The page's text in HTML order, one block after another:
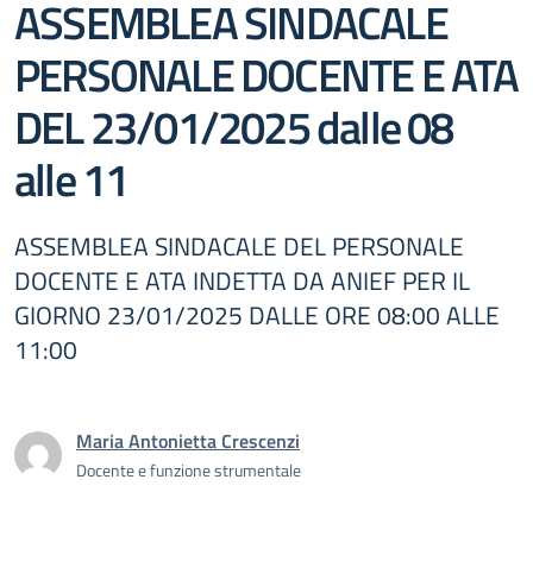
ASSEMBLEA SINDACALE
PERSONALE DOCENTE E ATA
DEL 23/01/2025 dalle 08
alle 11
ASSEMBLEA SINDACALE DEL PERSONALE
DOCENTE E ATA INDETTA DA ANIEF PER IL
GIORNO 23/01/2025 DALLE ORE 08:00 ALLE
11:00
Maria Antonietta Crescenzi
Docente e funzione strumentale